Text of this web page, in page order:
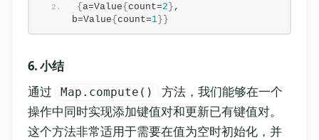
{ a=Value{ count=2 } ,
b=Value{ count=1 }}
6. 小结
通过
Map.compute()
方法，我们能够在一个
操作中同时实现添加键值对和更新已有键值对。
这个方法非常适用于需要在值为空时初始化，并